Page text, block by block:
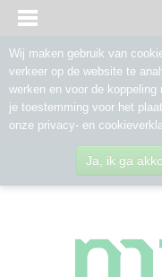
Wij maken gebruik van
verkeer op de website te
werken en voor de
je toestemming voor het
onze privacy- en
Ja, ik ga